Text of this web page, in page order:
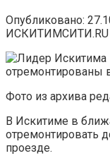
Опубликовано:
ИСКИТИМСИТИ.RU
Фото из архива
В Искитиме в
отремонтировать
проезде.